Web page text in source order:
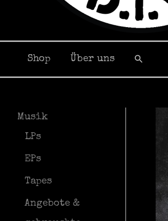
Shop Über uns Suchen
Musik
LPs
EPs
Tapes
Angebote &